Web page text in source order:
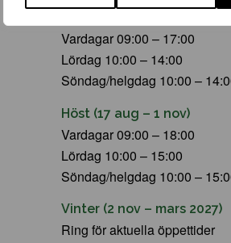
Vardagar 09:00 – 17:00
Lördag 10:00 – 14:00
Söndag/helgdag 10:00 –
Höst (17 aug – 1 nov)
Vardagar 09:00 – 18:00
Lördag 10:00 – 15:00
Söndag/helgdag 10:00 –
Vinter (2 nov – mars 2027)
Ring för aktuella öppettider